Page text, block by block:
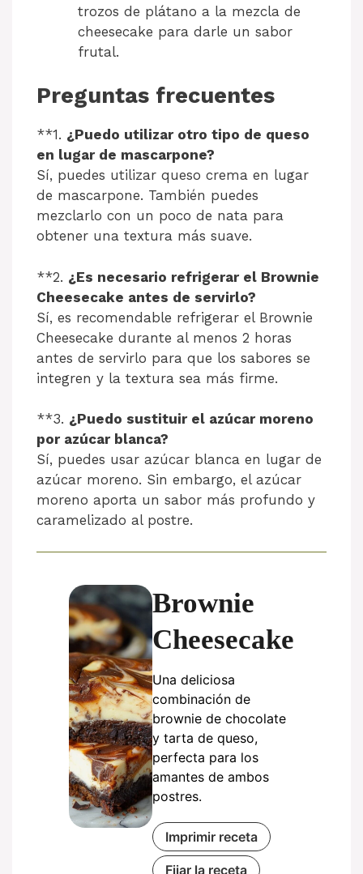
trozos de plátano a la mezcla de
cheesecake para darle un sabor
frutal.
Preguntas frecuentes
**1. ¿Puedo utilizar otro tipo de queso
en lugar de mascarpone?
Sí, puedes utilizar queso crema en lugar
de mascarpone. También puedes
mezclarlo con un poco de nata para
obtener una textura más suave.
**2. ¿Es necesario refrigerar el Brownie
Cheesecake antes de servirlo?
Sí, es recomendable refrigerar el Brownie
Cheesecake durante al menos 2 horas
antes de servirlo para que los sabores se
integren y la textura sea más firme.
**3. ¿Puedo sustituir el azúcar moreno
por azúcar blanca?
Sí, puedes usar azúcar blanca en lugar de
azúcar moreno. Sin embargo, el azúcar
moreno aporta un sabor más profundo y
caramelizado al postre.
Brownie
Cheesecake
Una deliciosa
combinación de
brownie de chocolate
y tarta de queso,
perfecta para los
amantes de ambos
postres.
Imprimir receta
Fijar la receta